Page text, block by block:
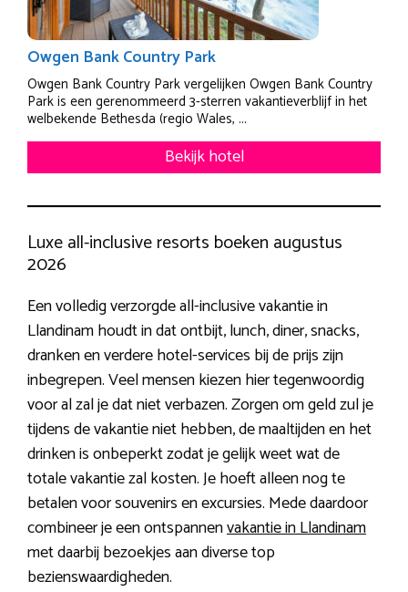
Owgen Bank Country Park
Owgen Bank Country Park vergelijken Owgen Bank Country
Park is een gerenommeerd 3-sterren vakantieverblijf in het
welbekende Bethesda (regio Wales, ...
Bekijk hotel
Luxe all-inclusive resorts boeken augustus
2026
Een volledig verzorgde all-inclusive vakantie in
Llandinam houdt in dat ontbijt, lunch, diner, snacks,
dranken en verdere hotel-services bij de prijs zijn
inbegrepen. Veel mensen kiezen hier tegenwoordig
voor al zal je dat niet verbazen. Zorgen om geld zul je
tijdens de vakantie niet hebben, de maaltijden en het
drinken is onbeperkt zodat je gelijk weet wat de
totale vakantie zal kosten. Je hoeft alleen nog te
betalen voor souvenirs en excursies. Mede daardoor
combineer je een ontspannenvakantie in Llandinam
met daarbij bezoekjes aan diverse top
bezienswaardigheden.